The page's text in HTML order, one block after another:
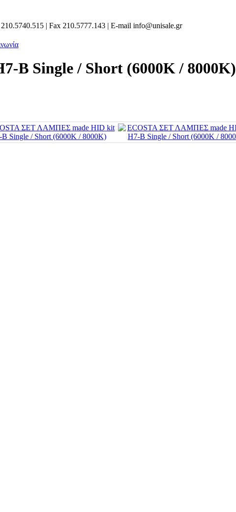
210.5740.515 | Fax 210.5777.143 | E-mail info@unisale.gr
Single / Short (6000K / 8000K)